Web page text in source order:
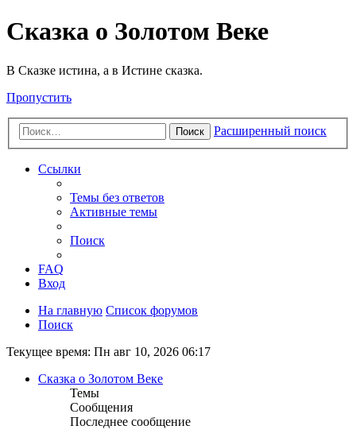
Сказка о Золотом Веке
В Сказке истина, а в Истине сказка.
Пропустить
Поиск Расширенный поиск
Ссылки
Темы без ответов
Активные темы
Поиск
FAQ
Вход
На главную Список форумов
Поиск
Текущее время: Пн авг 10, 2026 06:17
Сказка о Золотом Веке
Темы
Сообщения
Последнее сообщение